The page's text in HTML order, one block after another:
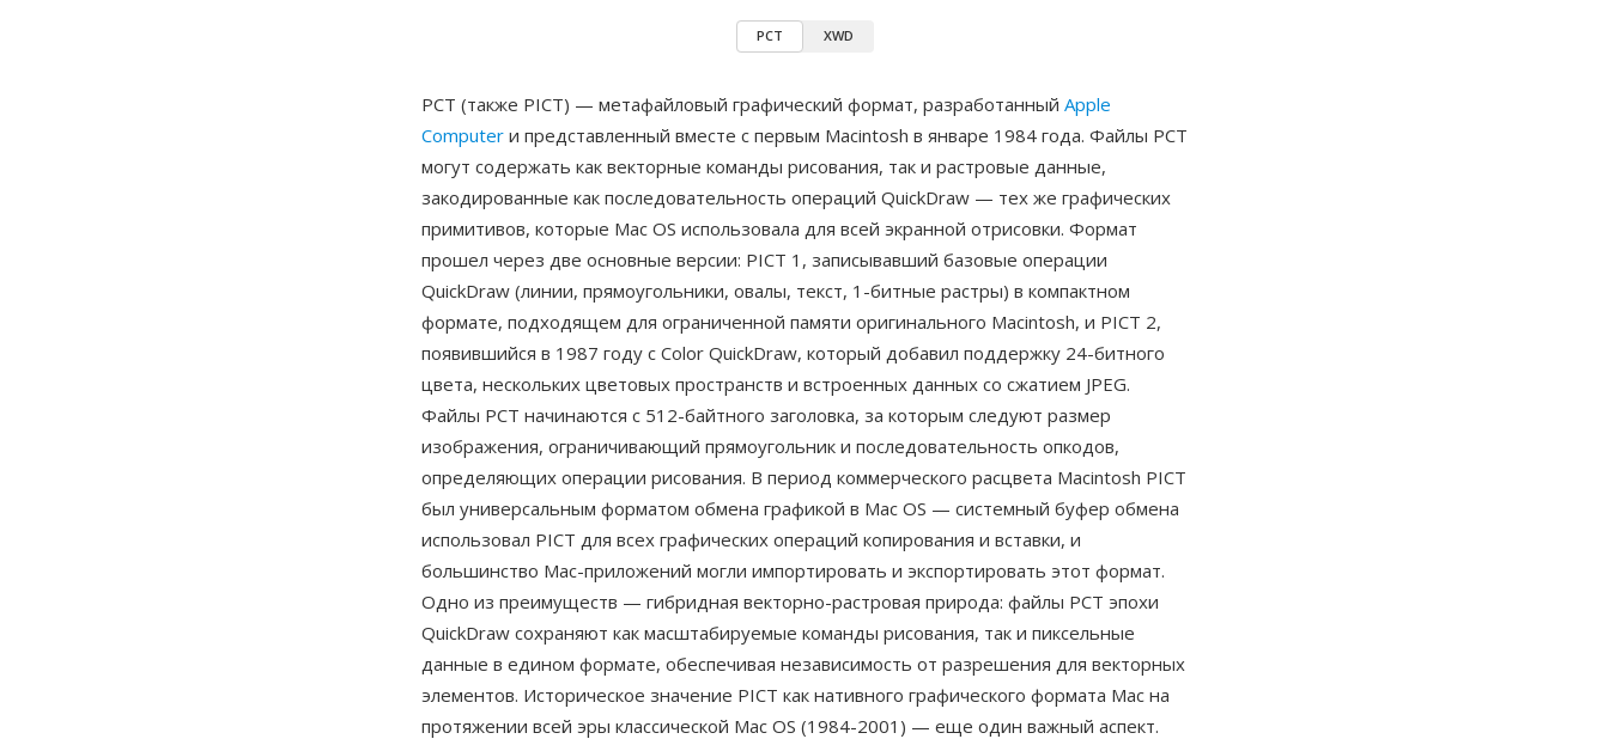
PCT XWD
PCT (также PICT) — метафайловый графический формат, разработанный Apple
Computer и представленный вместе с первым Macintosh в январе 1984 года. Файлы PCT
могут содержать как векторные команды рисования, так и растровые данные,
закодированные как последовательность операций QuickDraw — тех же графических
примитивов, которые Mac OS использовала для всей экранной отрисовки. Формат
прошел через две основные версии: PICT 1, записывавший базовые операции
QuickDraw (линии, прямоугольники, овалы, текст, 1-битные растры) в компактном
формате, подходящем для ограниченной памяти оригинального Macintosh, и PICT 2,
появившийся в 1987 году с Color QuickDraw, который добавил поддержку 24-битного
цвета, нескольких цветовых пространств и встроенных данных со сжатием JPEG.
Файлы PCT начинаются с 512-байтного заголовка, за которым следуют размер
изображения, ограничивающий прямоугольник и последовательность опкодов,
определяющих операции рисования. В период коммерческого расцвета Macintosh PICT
был универсальным форматом обмена графикой в Mac OS — системный буфер обмена
использовал PICT для всех графических операций копирования и вставки, и
большинство Mac-приложений могли импортировать и экспортировать этот формат.
Одно из преимуществ — гибридная векторно-растровая природа: файлы PCT эпохи
QuickDraw сохраняют как масштабируемые команды рисования, так и пиксельные
данные в едином формате, обеспечивая независимость от разрешения для векторных
элементов. Историческое значение PICT как нативного графического формата Mac на
протяжении всей эры классической Mac OS (1984-2001) — еще один важный аспект.